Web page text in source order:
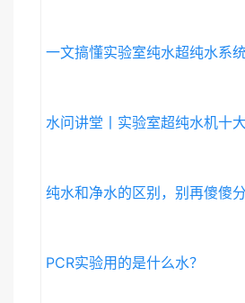
PCR实验用的是什么水？